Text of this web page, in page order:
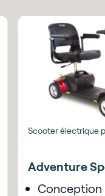
Scooter électrique
Adventure